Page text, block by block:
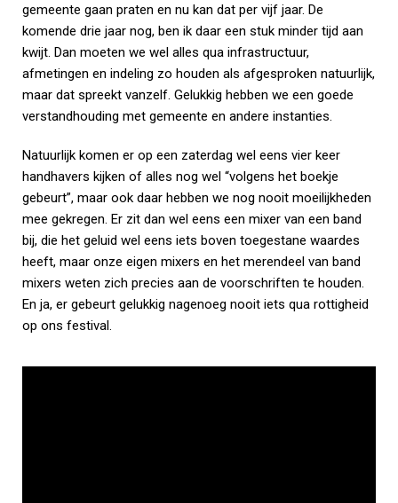
gemeente gaan praten en nu kan dat per vijf jaar. De
komende drie jaar nog, ben ik daar een stuk minder tijd aan
kwijt. Dan moeten we wel alles qua infrastructuur,
afmetingen en indeling zo houden als afgesproken natuurlijk,
maar dat spreekt vanzelf. Gelukkig hebben we een goede
verstandhouding met gemeente en andere instanties.
Natuurlijk komen er op een zaterdag wel eens vier keer
handhavers kijken of alles nog wel “volgens het boekje
gebeurt”, maar ook daar hebben we nog nooit moeilijkheden
mee gekregen. Er zit dan wel eens een mixer van een band
bij, die het geluid wel eens iets boven toegestane waardes
heeft, maar onze eigen mixers en het merendeel van band
mixers weten zich precies aan de voorschriften te houden.
En ja, er gebeurt gelukkig nagenoeg nooit iets qua rottigheid
op ons festival.